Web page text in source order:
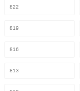
822
819
816
813